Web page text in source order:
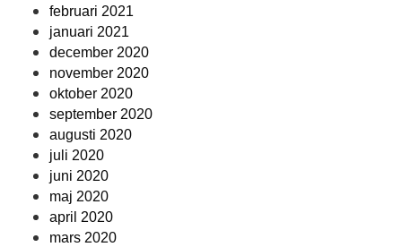
februari 2021
januari 2021
december 2020
november 2020
oktober 2020
september 2020
augusti 2020
juli 2020
juni 2020
maj 2020
april 2020
mars 2020